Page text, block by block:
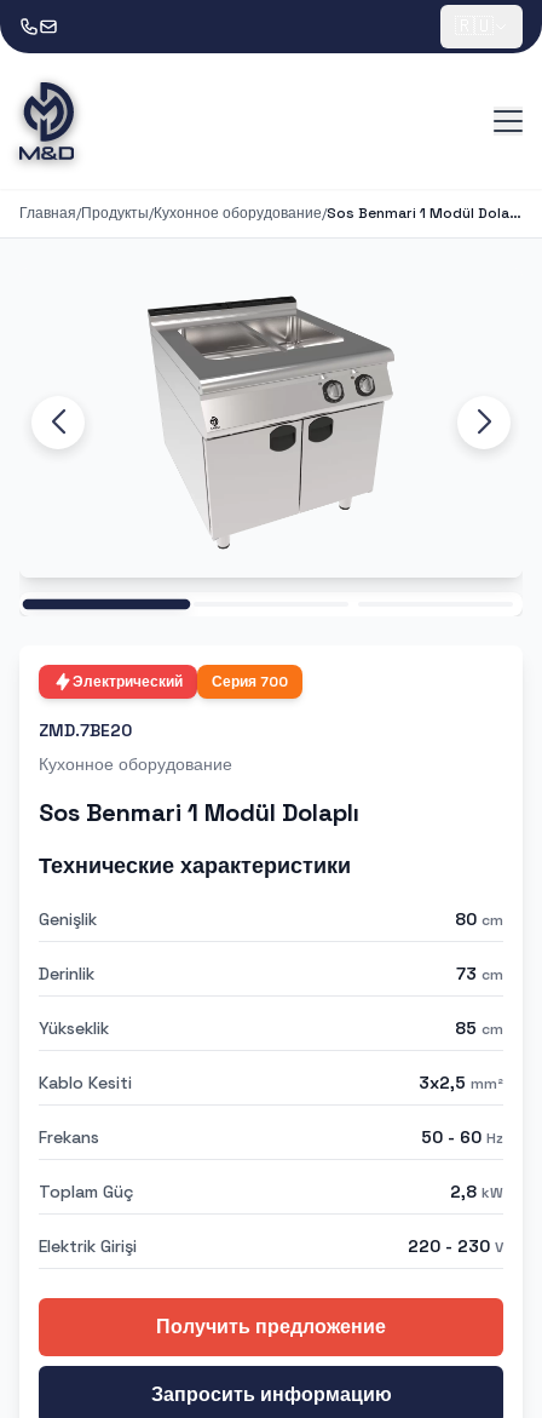
Главная/Продукты/Кухонное оборудование/ Sos Benmari 1 Modül Dolaplı
Электрический Серия700
ZMD.7BE20
Кухонное оборудование
Sos Benmari 1 Modül Dolaplı
Технические характеристики
Genişlik 80 cm
Derinlik 73 cm
Yükseklik 85 cm
Kablo Kesiti 3x2,5 mm²
Frekans 50 - 60 Hz
Toplam Güç 2,8 kW
Elektrik Girişi 220 - 230 V
Получить предложение
Запросить информацию